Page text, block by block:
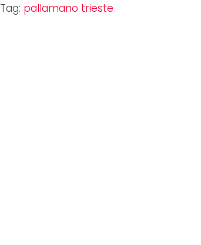
Tag: pallamano trieste